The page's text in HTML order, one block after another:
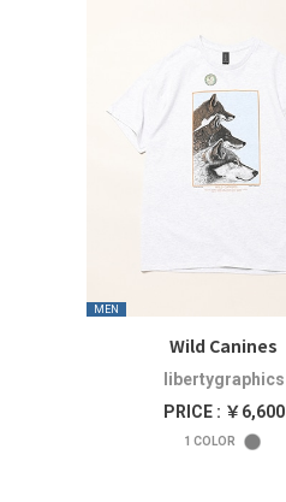
MEN
Wild Canines
libertygraphics
PRICE : ￥6,600
1 COLOR